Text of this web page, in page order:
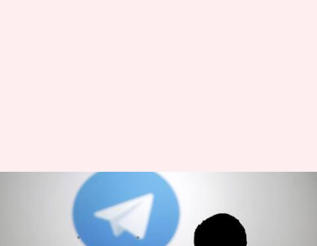
टेलीग्राम ऐप में बड़ी खामी, ट्रैक हो
सकती है यूजर्स की लोकेशन
Jan 10, 2021 04:30 pm